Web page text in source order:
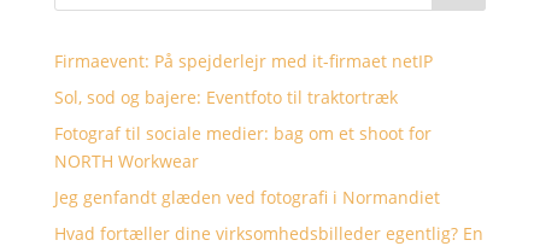
Firmaevent: På spejderlejr med it-firmaet netIP
Sol, sod og bajere: Eventfoto til traktortræk
Fotograf til sociale medier: bag om et shoot for
NORTH Workwear
Jeg genfandt glæden ved fotografi i Normandiet
Hvad fortæller dine virksomhedsbilleder egentlig? En